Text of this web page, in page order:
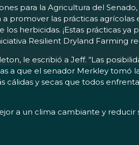
para la Agricultura del
promover las prácticas
herbicidas. ¡Estas prácticas
Resilient Dryland Farming
le escribió a Jeff. “Las
a que el senador Merkley tomó
y secas que todos
a un clima cambiante y